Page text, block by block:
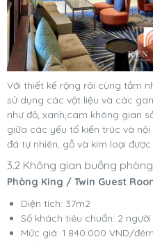
Với thiết kế rộng rãi cùng tầm
sử dụng các vật liệu và các
như đỏ, xanh,cam không gian
giữa các yếu tố kiến trúc và
đá tự nhiên, gỗ và kim loại
3.2 Không gian buồng
Phòng King / Twin Guest
Diện tích: 37m2
Số khách tiêu chuẩn: 2 người
Mức giá: 1.840.000 VND/